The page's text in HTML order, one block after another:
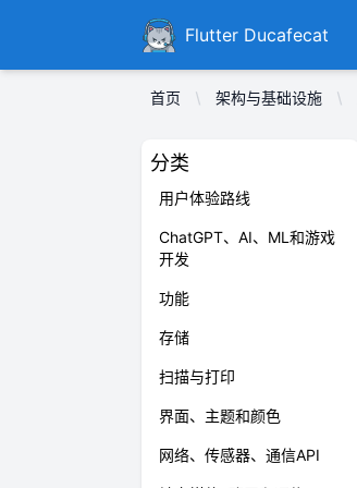
DucafecatFlutter Ducafecat
首页 架构与基础设施
分类
用户体验路线
ChatGPT、AI、ML和游戏
开发
功能
存储
扫描与打印
界面、主题和颜色
网络、传感器、通信API